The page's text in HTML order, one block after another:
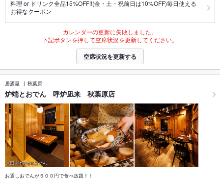
料理 or ドリンク全品15%OFF!!(金・土・祝前日は10%OFF)毎日使える
お得なクーポン
カレンダーの更新に失敗しました。
下記ボタンを押して空席状況を更新してください。
空席状況を更新する
居酒屋 秋葉原
炉端とおでん 呼炉凪来 秋葉原店
お通しおでんが５００円で食べ放題！！